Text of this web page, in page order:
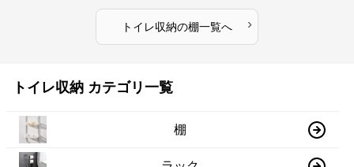
トイレ収納の棚一覧へ ›
トイレ収納 カテゴリ一覧
棚